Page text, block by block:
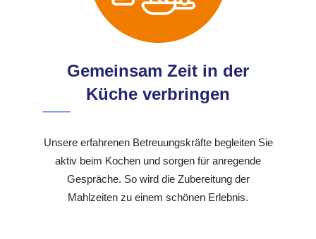
Gemeinsam Zeit in der
Küche verbringen
Unsere erfahrenen Betreuungskräfte begleiten Sie
aktiv beim Kochen und sorgen für anregende
Gespräche. So wird die Zubereitung der
Mahlzeiten zu einem schönen Erlebnis.